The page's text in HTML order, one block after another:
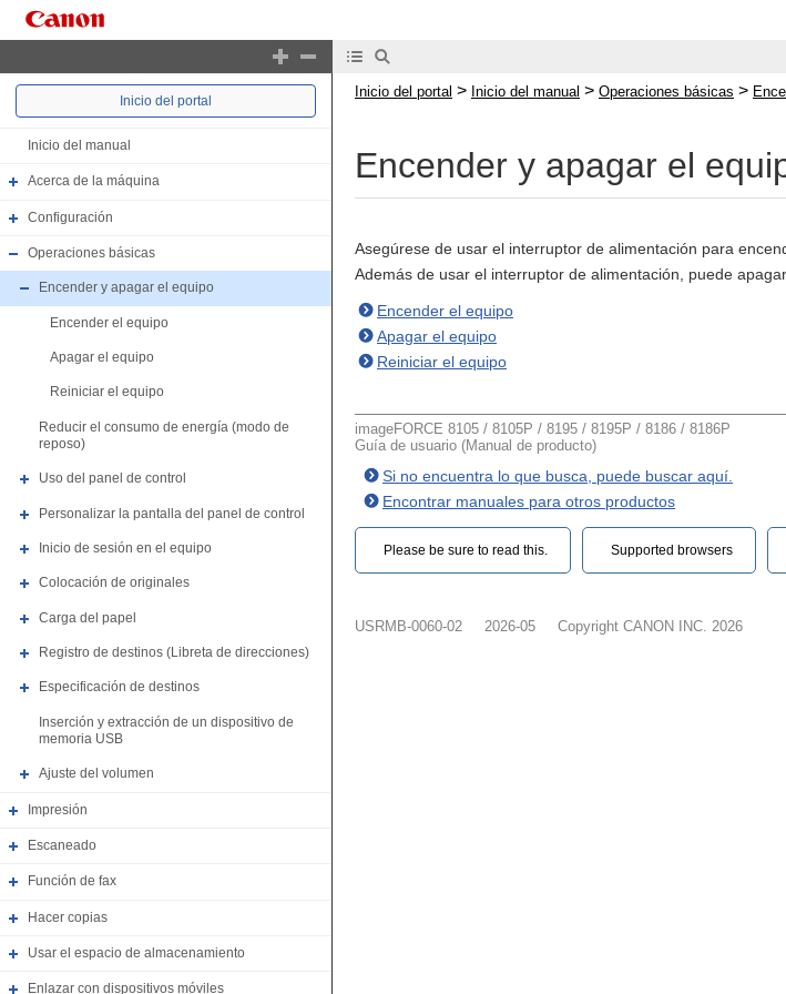
Inicio del portal
Inicio del manual
Acerca de la máquina
Configuración
Operaciones básicas
Encender y apagar el equipo
Encender el equipo
Apagar el equipo
Reiniciar el equipo
Reducir el consumo de energía (modo de
reposo)
Uso del panel de control
Personalizar la pantalla del panel de control
Inicio de sesión en el equipo
Colocación de originales
Carga del papel
Registro de destinos (Libreta de direcciones)
Especificación de destinos
Inserción y extracción de un dispositivo de
memoria USB
Ajuste del volumen
Impresión
Escaneado
Función de fax
Hacer copias
Usar el espacio de almacenamiento
Enlazar con dispositivos móviles
Inicio del portal > Inicio del manual > Operaciones básicas >
Encender y apagar el
Asegúrese de usar el interruptor de alimentación para
Además de usar el interruptor de alimentación, puede
Encender el equipo
Apagar el equipo
Reiniciar el equipo
imageFORCE 8105 / 8105P / 8195 / 8195P / 8186 / 8186P
Guía de usuario (Manual de producto)
Si no encuentra lo que busca, puede buscar aquí.
Encontrar manuales para otros productos
Please be sure to read this.‎ Supported browsers
USRMB-0060-02 2026-05 Copyright CANON INC. 2026